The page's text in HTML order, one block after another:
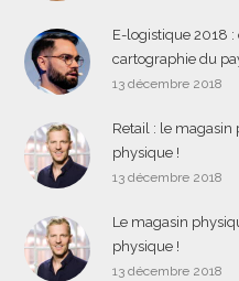
E-logistique 2018
cartographie du
13 décembre 2018
Retail : le magasin
physique !
13 décembre 2018
Le magasin
physique !
13 décembre 2018